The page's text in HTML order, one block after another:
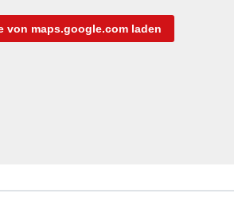
von maps.google.com laden